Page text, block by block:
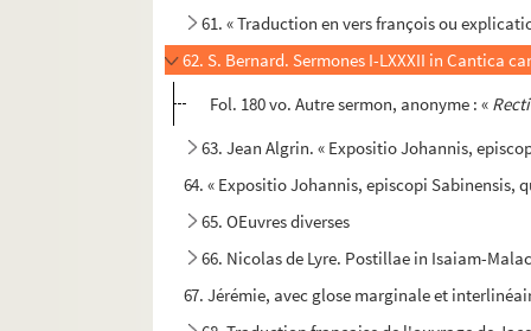
61. « Traduction en vers françois ou
62. S. Bernard. Sermones I-LXXXII in Cantica
Fol. 180 vo. Autre sermon, anonyme : «
63. Jean Algrin. « Expositio Johannis,
64. « Expositio Johannis, episcopi
65. OEuvres diverses
66. Nicolas de Lyre. Postillae in Isaiam-
67. Jérémie, avec glose marginale et